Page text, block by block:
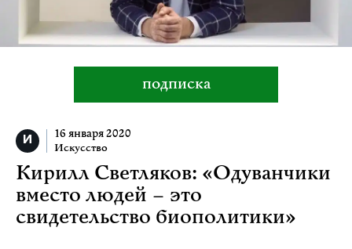
подписка
16 января 2020
Искусство
Кирилл Светляков: «Одуванчики
вместо людей – это
свидетельство биополитики»